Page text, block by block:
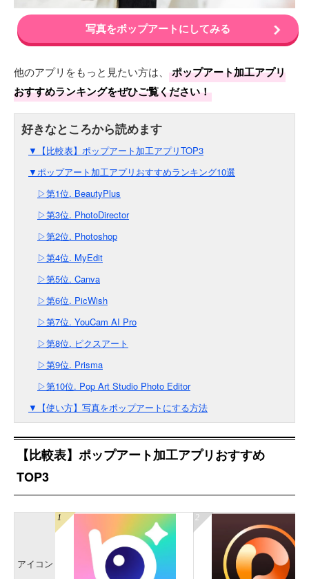
写真をポップアートにしてみる
他のアプリをもっと見たい方は、
ポップアート加工アプリ
おすすめランキングをぜひご覧ください！
▼【比較表】ポップアート加工アプリTOP3
▼ポップアート加工アプリおすすめランキング10選
▷第1位. BeautyPlus
▷第3位. PhotoDirector
▷第2位. Photoshop
▷第4位. MyEdit
▷第5位. Canva
▷第6位. PicWish
▷第7位. YouCam AI Pro
▷第8位. ピクスアート
▷第9位. Prisma
▷第10位. Pop Art Studio Photo Editor
▼【使い方】写真をポップアートにする方法
【比較表】ポップアート加工アプリおすすめ
TOP3
アイコン